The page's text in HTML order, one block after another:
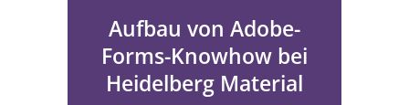
Aufbau von Adobe-
Forms-Knowhow bei
Heidelberg Material